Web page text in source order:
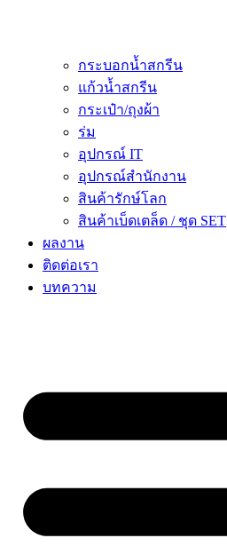
กระบอกน้ำสกรีน
แก้วน้ำสกรีน
กระเป๋า/ถุงผ้า
ร่ม
อุปกรณ์ IT
อุปกรณ์สำนักงาน
สินค้ารักษ์โลก
สินค้าเบ็ดเตล็ด / ชุด SET
ผลงาน
ติดต่อเรา
บทความ